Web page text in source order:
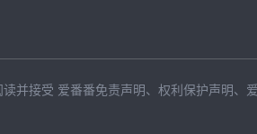
读并接受 爱番番免责声明 、 权利保护声明 、